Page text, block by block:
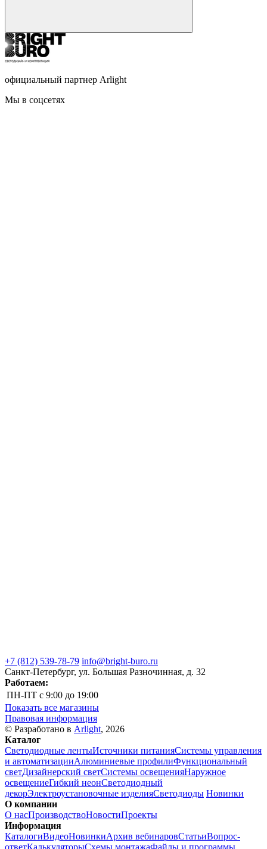
официальный партнер Arlight
Мы в соцсетях
+7 (812) 539-78-79 info@bright-buro.ru
Санкт-Петербург, ул. Большая Разночинная, д. 32
Работаем:
ПН-ПТ с 9:00 до 19:00
Показать все магазины
Правовая информация
© Разработано в Arlight, 2026
Каталог
Светодиодные лентыИсточники питанияСистемы управления
и автоматизацииАлюминиевые профилиФункциональный
светДизайнерский светСистемы освещенияНаружное
освещениеГибкий неонСветодиодный
декорЭлектроустановочные изделияСветодиоды Новинки
О компании
О насПроизводствоНовостиПроекты
Информация
КаталогиВидеоНовинкиАрхив вебинаровСтатьиВопрос-
ответКалькуляторыСхемы монтажаФайлы и программы